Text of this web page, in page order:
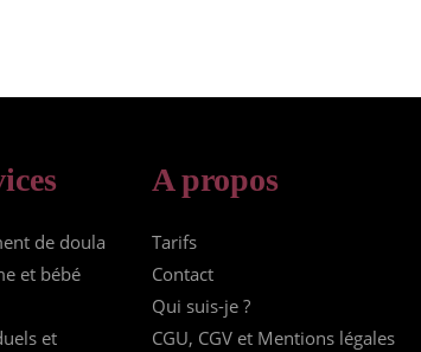
de doula
et bébé
et
A propos
Tarifs
Contact
Qui suis-je ?
CGU, CGV et Mentions légales